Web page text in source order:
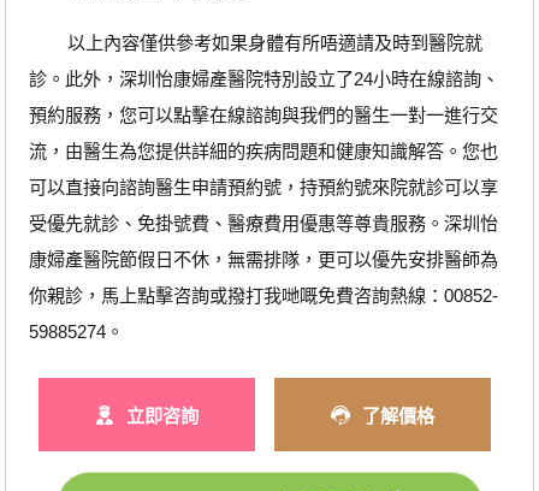
以上內容僅供參考如果身體有所唔適請及時到醫院就
診。此外，深圳怡康婦產醫院特別設立了24小時在線諮詢、
預約服務，您可以點擊在線諮詢與我們的醫生一對一進行交
流，由醫生為您提供詳細的疾病問題和健康知識解答。您也
可以直接向諮詢醫生申請預約號，持預約號來院就診可以享
受優先就診、免掛號費、醫療費用優惠等尊貴服務。深圳怡
康婦產醫院節假日不休，無需排隊，更可以優先安排醫師為
你親診，馬上點擊咨詢或撥打我哋嘅免費咨詢熱線：00852-
59885274。
立即咨詢 了解價格